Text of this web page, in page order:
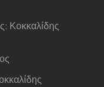
Κοκκαλίδης